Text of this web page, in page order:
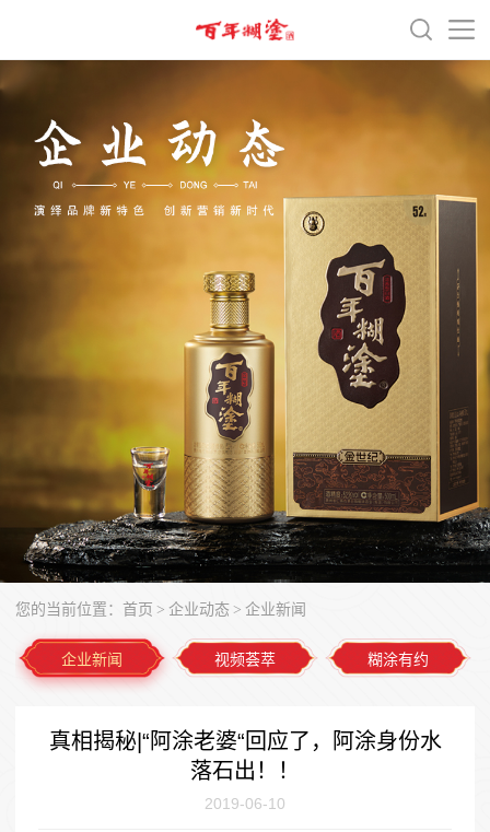
您的当前位置： 首页 > 企业动态 > 企业新闻
企业新闻 视频荟萃 糊涂有约
真相揭秘|“阿涂老婆“回应了，阿涂身份水
落石出！！
2019-06-10